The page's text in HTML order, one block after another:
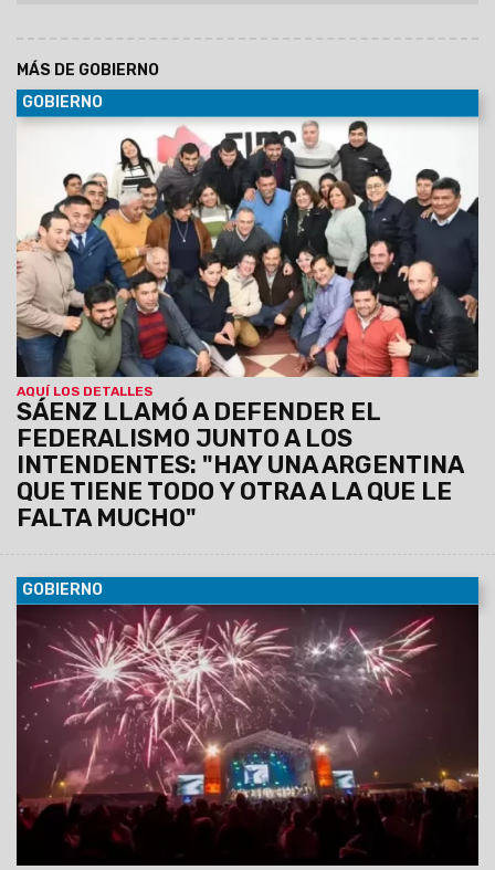
MÁS DE GOBIERNO
GOBIERNO
AQUÍ LOS DETALLES
SÁENZ LLAMÓ A DEFENDER EL
FEDERALISMO JUNTO A LOS
INTENDENTES: "HAY UNA ARGENTINA
QUE TIENE TODO Y OTRA A LA QUE LE
FALTA MUCHO"
30/06/2029
Al participar de la Asamblea del Foro de
intendentes donde se ratificó la conducción de Marcelo
Moisés y Efraín Orosco, el Gobernador destacó el orden
financiero de Salta pese a la deuda heredada y el escenario
nacional. Aseguró que Gobierno provincial y los intendentes
forman un mismo equipo, unidos por la gente.
GOBIERNO
06/08/2026 La conferencia de prensa se llevará a cabo
este jueves 6 de agosto, a las 11:30, en el Centro Cultural
América de Salta.